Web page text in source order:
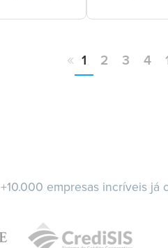
« 1 2 3 4
+10.000 empresas incríveis já